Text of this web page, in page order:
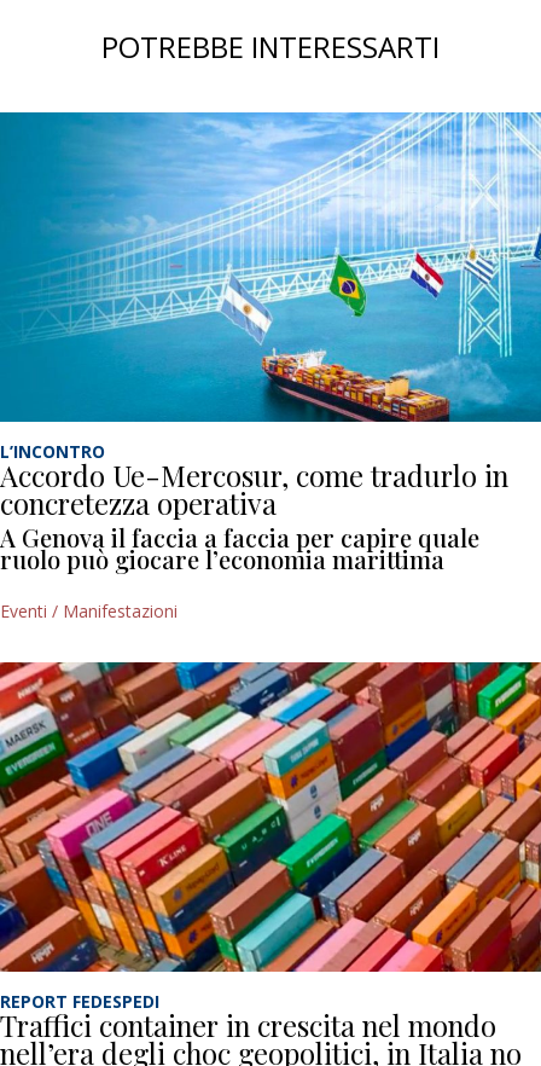
POTREBBE INTERESSARTI
L’INCONTRO
Accordo Ue-Mercosur, come tradurlo in
concretezza operativa
A Genova il faccia a faccia per capire quale
ruolo può giocare l’economia marittima
Eventi / Manifestazioni
REPORT FEDESPEDI
Traffici container in crescita nel mondo
nell’era degli choc geopolitici, in Italia no